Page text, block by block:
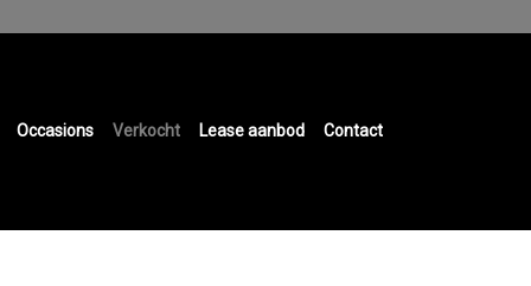
Occasions Verkocht Lease aanbod Contact